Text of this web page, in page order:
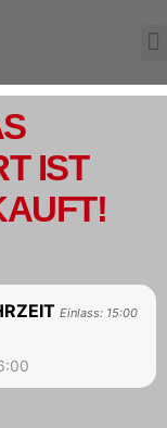
IST
Einlass: 15:00